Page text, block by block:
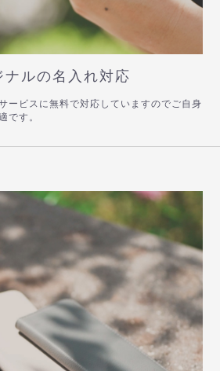
ナルの名入れ対応
ービスに無料で対応していますのでご自身
です。